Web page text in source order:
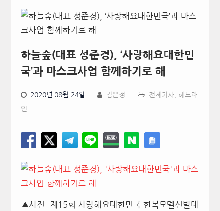
하늘숲(대표 성준경), ‘사랑해요대한민
국’과 마스크사업 함께하기로 해
2020년 08월 24일 김은정 전체기사, 헤드라
인
▲사진=제15회 사랑해요대한민국 한복모델선발대